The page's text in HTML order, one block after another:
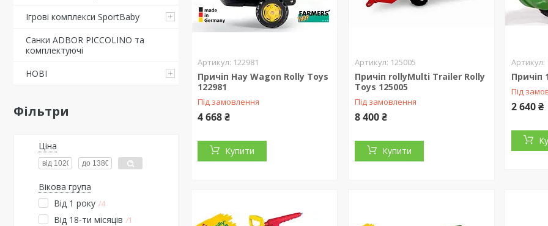
Ігрові комплекси SportBaby
Санки ADBOR PICCOLINO та
комплектуючі
НОВІ
Фільтри
Ціна
Вікова група
Від 1 року 4
Від 18-ти місяців 1
122981
Причіп Hay Wagon Rolly Toys
122981
Під замовлення
4 668 ₴
Купити
125005
Причіп rollyMulti Trailer Rolly
Toys 125005
Під замовлення
8 400 ₴
Купити
Причіп
Під
2 640 ₴